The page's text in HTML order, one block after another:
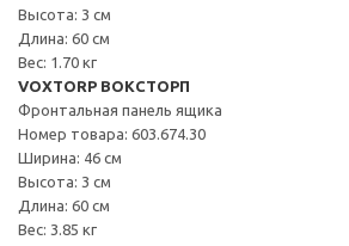
Высота: 3 см
Длина: 60 см
Вес: 1.70 кг
VOXTORP ВОКСТОРП
Фронтальная панель ящика
Номер товара: 603.674.30
Ширина: 46 см
Высота: 3 см
Длина: 60 см
Вес: 3.85 кг